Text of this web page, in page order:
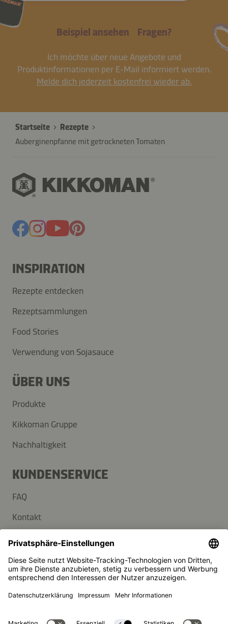
Beispiel ansehen Fragen?
Ich möchte über neue Angebote und
Produktinformationen per E-Mail informiert werden.
Melde dich jederzeit kostenfrei wieder ab.
Startseite
Rezepte
Auberginenpfanne mit getrockneten Tomaten
INSPIRATION
Rezepte entdecken
Rezeptsammlungen
Food Stories
Verwendung von Sojasauce
ÜBER UNS
Produkte
Kikkoman Gruppe
Nachhaltigkeit
KUNDENSERVICE
FAQ
Kontakt
Newsletter
Presse
Kikkoman ist ein eingetragenes Warenzeichen der Kikkoman
© Kikkoman Trading Europe GmbH 2023 – 2026